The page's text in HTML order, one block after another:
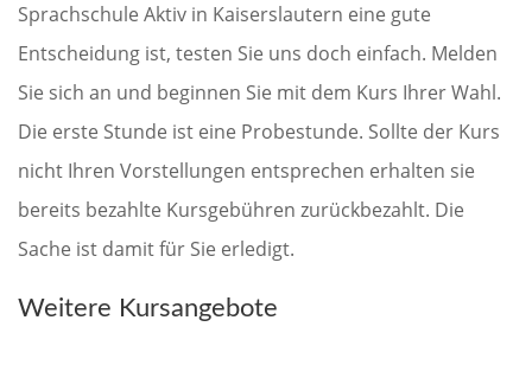
Sprachschule Aktiv in Kaiserslautern eine gute
Entscheidung ist, testen Sie uns doch einfach. Melden
Sie sich an und beginnen Sie mit dem Kurs Ihrer Wahl.
Die erste Stunde ist eine Probestunde. Sollte der Kurs
nicht Ihren Vorstellungen entsprechen erhalten sie
bereits bezahlte Kursgebühren zurückbezahlt. Die
Sache ist damit für Sie erledigt.
Weitere Kursangebote